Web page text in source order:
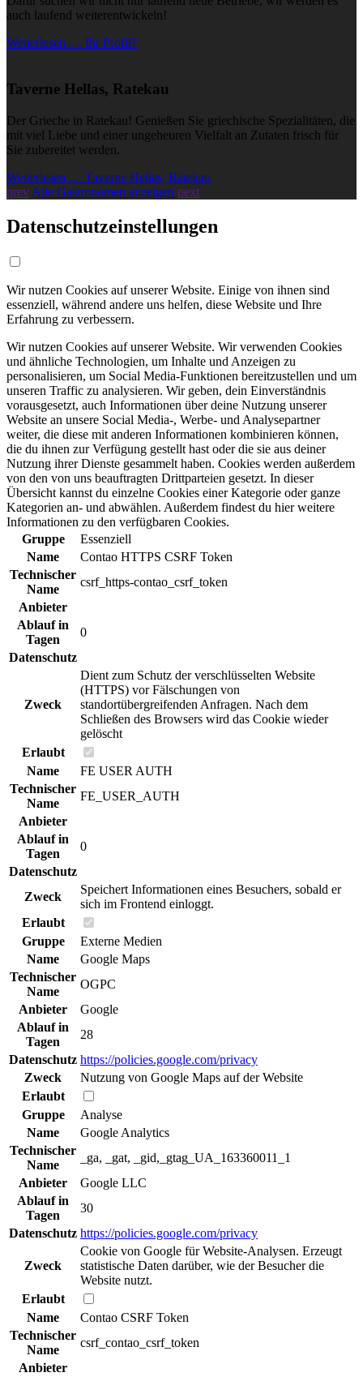
auch laufend weiterentwickeln!
Weiterlesen … Ihr Profil?
Taverne Hellas, Ratekau
Der Grieche in Ratekau! Genießen Sie griechische Spezialitäten, die
mit viel Liebe und einer ungeheuren Vielfalt an Zutaten frisch für
Sie zubereitet werden.
Weiterlesen … Taverne Hellas, Ratekau
prev Alle Gastronomen anzeigen next
Datenschutzeinstellungen
Wir nutzen Cookies auf unserer Website. Einige von ihnen sind
essenziell, während andere uns helfen, diese Website und Ihre
Erfahrung zu verbessern.
Wir nutzen Cookies auf unserer Website. Wir verwenden Cookies
und ähnliche Technologien, um Inhalte und Anzeigen zu
personalisieren, um Social Media-Funktionen bereitzustellen und um
unseren Traffic zu analysieren. Wir geben, dein Einverständnis
vorausgesetzt, auch Informationen über deine Nutzung unserer
Website an unsere Social Media-, Werbe- und Analysepartner
weiter, die diese mit anderen Informationen kombinieren können,
die du ihnen zur Verfügung gestellt hast oder die sie aus deiner
Nutzung ihrer Dienste gesammelt haben. Cookies werden außerdem
von den von uns beauftragten Drittparteien gesetzt. In dieser
Übersicht kannst du einzelne Cookies einer Kategorie oder ganze
Kategorien an- und abwählen. Außerdem findest du hier weitere
Informationen zu den verfügbaren Cookies.
Gruppe
Essenziell
Name
Contao HTTPS CSRF Token
Technischer
Name
csrf_https-contao_csrf_token
Anbieter
Ablauf in
Tagen
0
Datenschutz
Zweck
Dient zum Schutz der verschlüsselten Website
(HTTPS) vor Fälschungen von
standortübergreifenden Anfragen. Nach dem
Schließen des Browsers wird das Cookie wieder
gelöscht
Erlaubt
Name
FE USER AUTH
Technischer
Name
FE_USER_AUTH
Anbieter
Ablauf in
Tagen
0
Datenschutz
Zweck
Speichert Informationen eines Besuchers, sobald er
sich im Frontend einloggt.
Erlaubt
Gruppe
Externe Medien
Name
Google Maps
Technischer
Name
OGPC
Anbieter
Google
Ablauf in
Tagen
28
Datenschutz https://policies.google.com/privacy
Zweck
Nutzung von Google Maps auf der Website
Erlaubt
Gruppe
Analyse
Name
Google Analytics
Technischer
Name
_ga, _gat, _gid,_gtag_UA_163360011_1
Anbieter
Google LLC
Ablauf in
Tagen
30
Datenschutz https://policies.google.com/privacy
Zweck
Cookie von Google für Website-Analysen. Erzeugt
statistische Daten darüber, wie der Besucher die
Website nutzt.
Erlaubt
Name
Contao CSRF Token
Technischer
Name
csrf_contao_csrf_token
Anbieter